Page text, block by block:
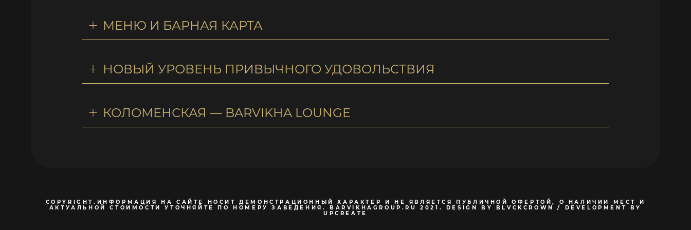
МЕНЮ И БАРНАЯ КАРТА
НОВЫЙ УРОВЕНЬ ПРИВЫЧНОГО УДОВОЛЬСТВИЯ
КОЛОМЕНСКАЯ — BARVIKHA LOUNGE
COPYRIGHT.ИНФОРМАЦИЯ НА САЙТЕ НОСИТ ДЕМОНСТРАЦИОННЫЙ ХАРАКТЕР И НЕ ЯВЛЯЕТСЯ ПУБЛИЧНОЙ ОФЕРТОЙ, О НАЛИЧИИ МЕСТ И
АКТУАЛЬНОЙ СТОИМОСТИ УТОЧНЯЙТЕ ПО НОМЕРУ ЗАВЕДЕНИЯ. BARVIKHAGROUP.RU 2021. DESIGN BY BLVCKCROWN / DEVELOPMENT BY
UPCREATE